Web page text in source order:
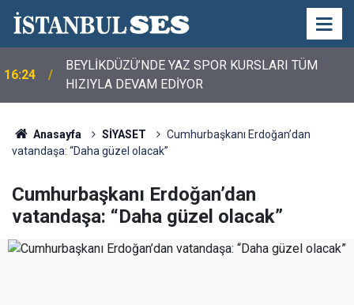
16:24
BEYLİKDÜZÜ’NDE YAZ SPOR KURSLARI TÜM
HIZIYLA DEVAM EDİYOR
Anasayfa SİYASET
Cumhurbaşkanı Erdoğan’dan
vatandaşa: “Daha güzel olacak”
Cumhurbaşkanı Erdoğan’dan
vatandaşa: “Daha güzel olacak”